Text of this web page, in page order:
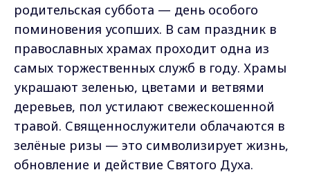
родительская суббота — день особого
поминовения усопших. В сам праздник в
православных храмах проходит одна из
самых торжественных служб в году. Храмы
украшают зеленью, цветами и ветвями
деревьев, пол устилают свежескошенной
травой. Священнослужители облачаются в
зелёные ризы — это символизирует жизнь,
обновление и действие Святого Духа.